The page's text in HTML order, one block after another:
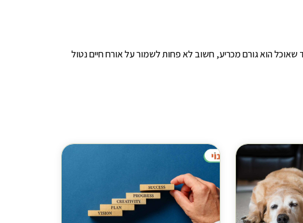
שאוכל הוא גורם מכריע, חשוב לא פחות לשמור על אורח חיים נטול